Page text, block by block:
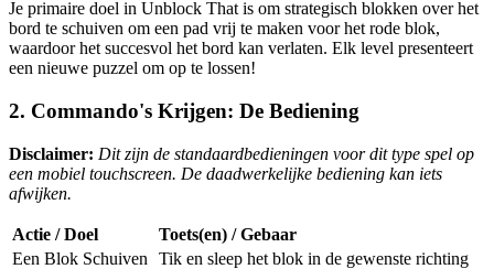
Je primaire doel in Unblock That is om strategisch blokken over het
bord te schuiven om een pad vrij te maken voor het rode blok,
waardoor het succesvol het bord kan verlaten. Elk level presenteert
een nieuwe puzzel om op te lossen!
2. Commando's Krijgen: De Bediening
Disclaimer: Dit zijn de standaardbedieningen voor dit type spel op
een mobiel touchscreen. De daadwerkelijke bediening kan iets
afwijken.
Actie / Doel
Toets(en) / Gebaar
Een Blok Schuiven
Tik en sleep het blok in de gewenste richting